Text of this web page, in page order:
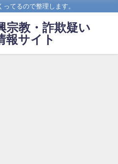
てるので整理します。
宗教・詐欺疑い
報サイト